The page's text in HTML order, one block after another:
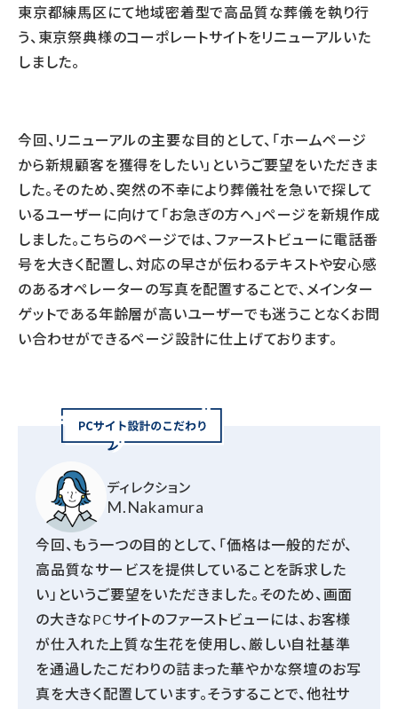
東京都練馬区にて地域密着型で高品質な葬儀を執り行
う、東京祭典様のコーポレートサイトをリニューアルいた
しました。
今回、リニューアルの主要な目的として、「ホームページ
から新規顧客を獲得をしたい」というご要望をいただきま
した。そのため、突然の不幸により葬儀社を急いで探して
いるユーザーに向けて「お急ぎの方へ」ページを新規作成
しました。こちらのページでは、ファーストビューに電話番
号を大きく配置し、対応の早さが伝わるテキストや安心感
のあるオペレーターの写真を配置することで、メインター
ゲットである年齢層が高いユーザーでも迷うことなくお問
い合わせができるページ設計に仕上げております。
ディレクション
M.Nakamura
今回、もう一つの目的として、「価格は一般的だが、
高品質なサービスを提供していることを訴求した
い」というご要望をいただきました。そのため、画面
の大きなPCサイトのファーストビューには、お客様
が仕入れた上質な生花を使用し、厳しい自社基準
を通過したこだわりの詰まった華やかな祭壇のお写
真を大きく配置しています。そうすることで、他社サ